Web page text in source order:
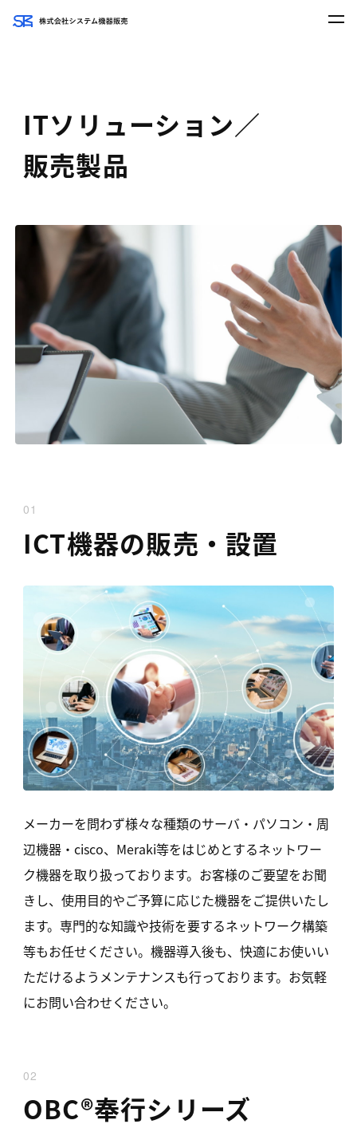
ITソリューション／
販売製品
01
ICT機器の販売・ 設置
メーカーを問わず様々な種類のサーバ・パソコン・周
辺機器・cisco、Meraki等をはじめとするネットワー
ク機器を取り扱っております。お客様のご要望をお聞
きし、使用目的やご予算に応じた機器をご提供いたし
ます。専門的な知識や技術を要するネットワーク構築
等もお任せください。機器導入後も、快適にお使いい
ただけるようメンテナンスも行っております。お気軽
にお問い合わせください。
02
OBC®奉行シリーズ